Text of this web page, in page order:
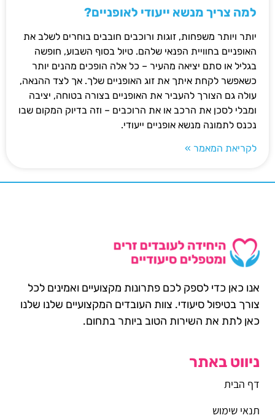
למה צריך מנשא ייעודי לאופניים?
יותר ויותר משפחות, זוגות ורוכבים חובבים בוחרים לשלב את
האופניים בחוויית הפנאי שלהם. טיול בסוף השבוע, חופשה
בגליל או סתם יציאה מהעיר – כל אלה הופכים מהנים יותר
כשאפשר לקחת איתך את זוג האופניים שלך. אך לצד ההנאה,
עולה גם הצורך להעביר את האופניים בצורה בטוחה, יציבה
ומבלי לסכן את הרכב או את הרוכבים – וזה בדיוק המקום שבו
נכנס לתמונה מנשא אופניים ייעודי.
לקריאת המאמר »
אנו כאן כדי לספק לכם פתרונות מקצועיים ואמינים לכל
צורך בטיפול סיעודי. צוות העובדים המקצועיים שלנו שלנו
כאן לתת את השירות הטוב ביותר בתחום.
ניווט באתר
דף הבית
תנאי שימוש